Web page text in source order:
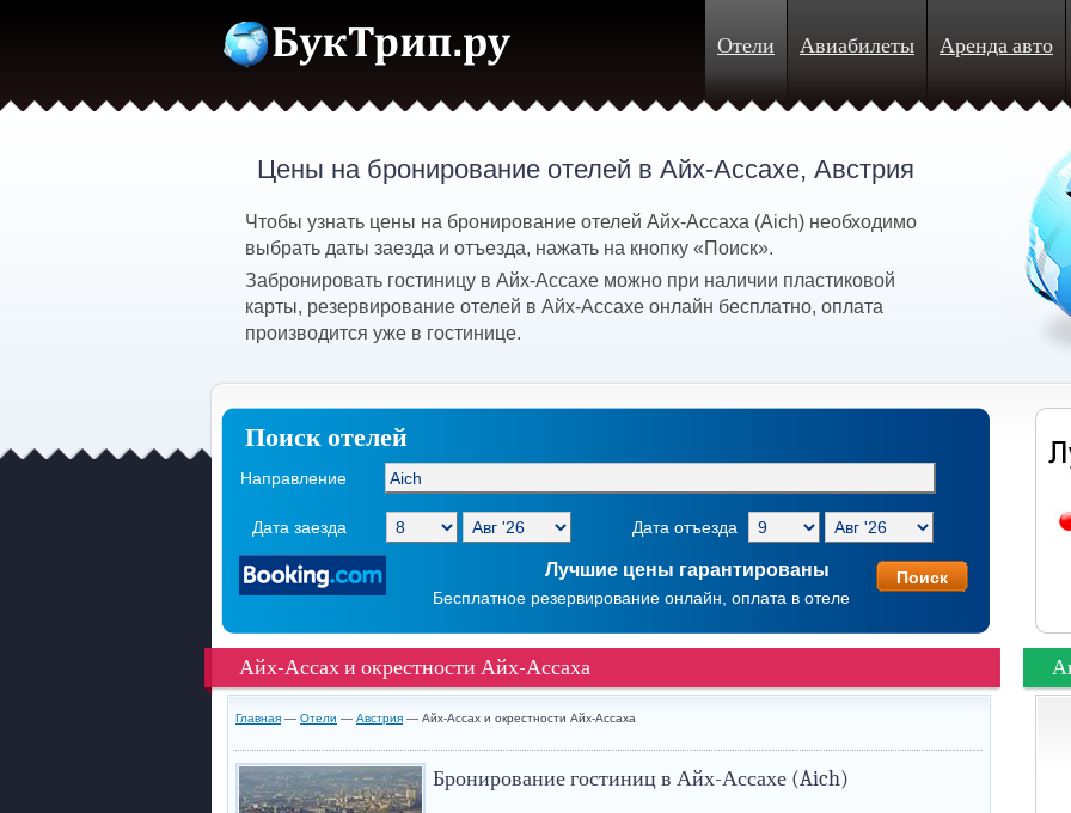
Отели Авиабилеты Аренда авто
Цены на бронирование отелей в Айх-Ассахе, Австрия
Чтобы узнать цены на бронирование отелей Айх-Ассаха (Aich) необходимо
выбрать даты заезда и отъезда, нажать на кнопку «Поиск».
Забронировать гостиницу в Айх-Ассахе можно при наличии пластиковой
карты, резервирование отелей в Айх-Ассахе онлайн бесплатно, оплата
производится уже в гостинице.
Поиск отелей
Направление
Дата заезда Дата отъезда
Лучшие цены гарантированы
Бесплатное резервирование онлайн, оплата в отеле
Айх-Ассах и окрестности Айх-Ассаха
Главная — Отели — Австрия — Айх-Ассах и окрестности Айх-Ассаха
Бронирование гостиниц в Айх-Ассахе (Aich)